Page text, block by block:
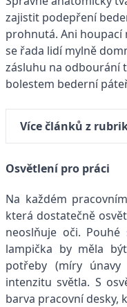
zajistit podepření
prohnutá. Ani houpací
se řada lidí mylně
zásluhu na odbourání
bolestem bederní
Více článků z
Osvětlení pro práci
Na každém
která dostatečně
neoslňuje oči.
lampička by měla
potřeby (míry
intenzitu světla. S
barva pracovní desky,